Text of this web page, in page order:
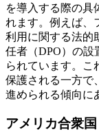
を導入する際の具
れます。例えば、
利用に関する法的
任者（DPO）の設
られています。こ
保護される一方で
進められる傾向に
アメリカ合衆